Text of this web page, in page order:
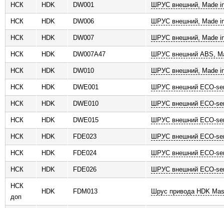
НСК HDK DW001 ШРУС внешний, Made
НСК HDK DW006 ШРУС внешний, Made
НСК HDK DW007 ШРУС внешний, Made
НСК HDK DW007A47 ШРУС внешний ABS,
НСК HDK DW010 ШРУС внешний, Made
НСК HDK DWE001 ШРУС внешний ECO-
НСК HDK DWE010 ШРУС внешний ECO-
НСК HDK DWE015 ШРУС внешний ECO-
НСК HDK FDE023 ШРУС внешний ECO-
НСК HDK FDE024 ШРУС внешний ECO-
НСК HDK FDE026 ШРУС внешний ECO-
НСК
доп
HDK FDM013 Шрус привода HDK